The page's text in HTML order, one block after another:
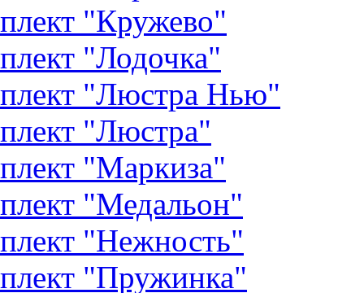
"Кружево"
"Лодочка"
"Люстра Нью"
"Люстра"
"Маркиза"
"Медальон"
"Нежность"
"Пружинка"